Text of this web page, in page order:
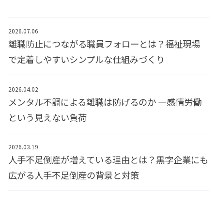
2026.07.06
離職防止につながる職員フォローとは？福祉現場
で定着しやすいシンプルな仕組みづくり
2026.04.02
メンタル不調による離職は防げるのか ―感情労働
という見えない負荷
2026.03.19
人手不足倒産が増えている理由とは？黒字企業にも
広がる人手不足倒産の背景と対策